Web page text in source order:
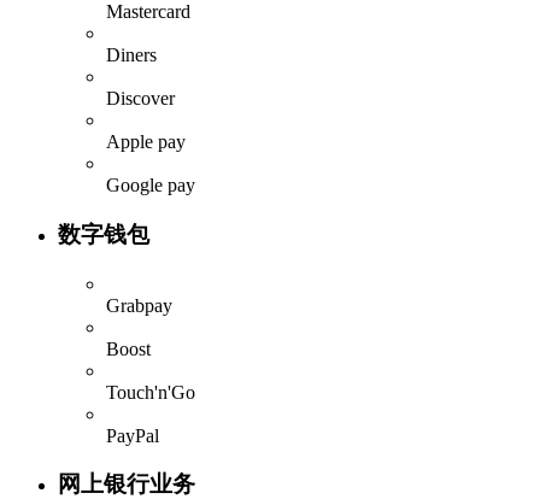
Mastercard
Diners
Discover
Apple pay
Google pay
数字钱包
Grabpay
Boost
Touch'n'Go
PayPal
网上银行业务